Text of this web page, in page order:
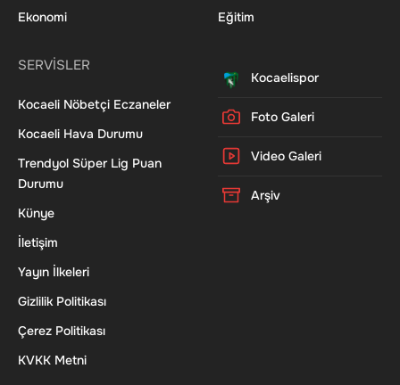
Ekonomi
Eğitim
SERVİSLER
Kocaeli Nöbetçi Eczaneler
Kocaeli Hava Durumu
Trendyol Süper Lig Puan
Durumu
Künye
İletişim
Yayın İlkeleri
Gizlilik Politikası
Çerez Politikası
KVKK Metni
Kocaelispor
Foto Galeri
Video Galeri
Arşiv